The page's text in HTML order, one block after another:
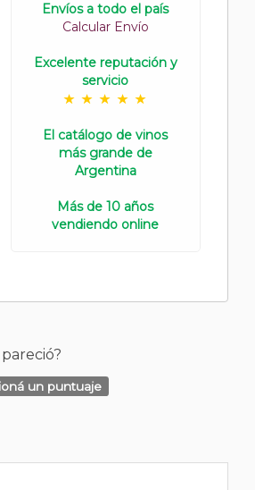
Envíos a todo el país
Calcular Envío
Excelente reputación y
servicio
El catálogo de vinos
más grande de
Argentina
Más de 10 años
vendiendo online
un puntuaje